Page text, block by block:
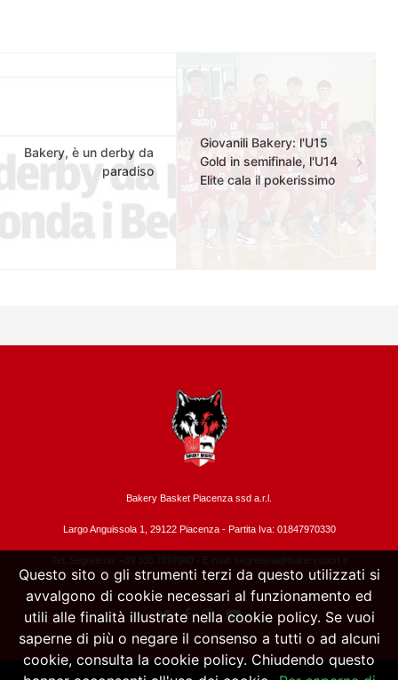
Bakery, è un derby da
paradiso
Giovanili Bakery: l'U15
Gold in semifinale, l'U14
Elite cala il pokerissimo
Bakery Basket Piacenza ssd a.r.l.
Largo Anguissola 1, 29122 Piacenza - Partita Iva: 01847970330
Tel. Segreteria: +39 335.7897040 - E-mail: segreteria@bakerysport.it
Questo sito o gli strumenti terzi da questo utilizzati si
avvalgono di cookie necessari al funzionamento ed
utili alle finalità illustrate nella cookie policy. Se vuoi
saperne di più o negare il consenso a tutti o ad alcuni
cookie, consulta la cookie policy. Chiudendo questo